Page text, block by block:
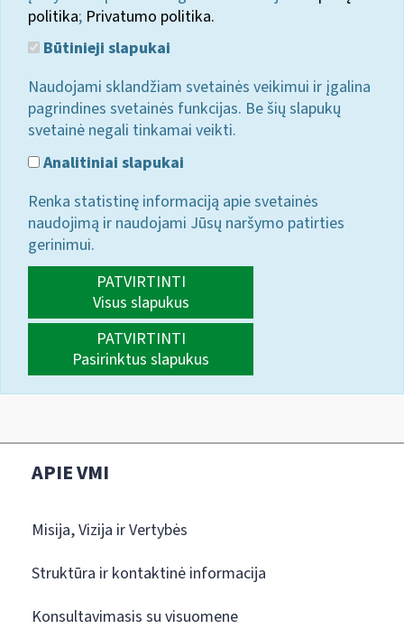
politika; Privatumo politika.
Būtinieji slapukai
Naudojami sklandžiam svetainės veikimui ir įgalina
pagrindines svetainės funkcijas. Be šių slapukų
svetainė negali tinkamai veikti.
Analitiniai slapukai
Renka statistinę informaciją apie svetainės
naudojimą ir naudojami Jūsų naršymo patirties
gerinimui.
PATVIRTINTI
Visus slapukus
PATVIRTINTI
Pasirinktus slapukus
APIE VMI
Misija, Vizija ir Vertybės
Struktūra ir kontaktinė informacija
Konsultavimasis su visuomene